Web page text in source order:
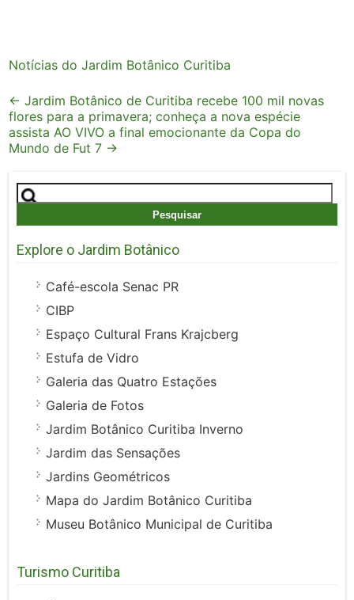
Notícias do Jardim Botânico Curitiba
Post
navigation
← Jardim Botânico de Curitiba recebe 100 mil novas
flores para a primavera; conheça a nova espécie
assista AO VIVO a final emocionante da Copa do
Mundo de Fut 7 →
Pesquisar
por:
Explore o Jardim Botânico
Café-escola Senac PR
CIBP
Espaço Cultural Frans Krajcberg
Estufa de Vidro
Galeria das Quatro Estações
Galeria de Fotos
Jardim Botânico Curitiba Inverno
Jardim das Sensações
Jardins Geométricos
Mapa do Jardim Botânico Curitiba
Museu Botânico Municipal de Curitiba
Turismo Curitiba